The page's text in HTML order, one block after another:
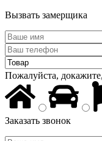
Вызвать замерщика
Пожалуйста,
Заказать звонок